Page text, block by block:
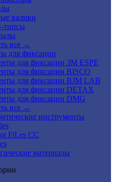
валики
типсы
все →
для фиксации
для фиксации 3M ESPE
для фиксации BISCO
для фиксации BJM LAB
для фиксации DETAX
для фиксации DMG
все →
инструменты
FiLes CC